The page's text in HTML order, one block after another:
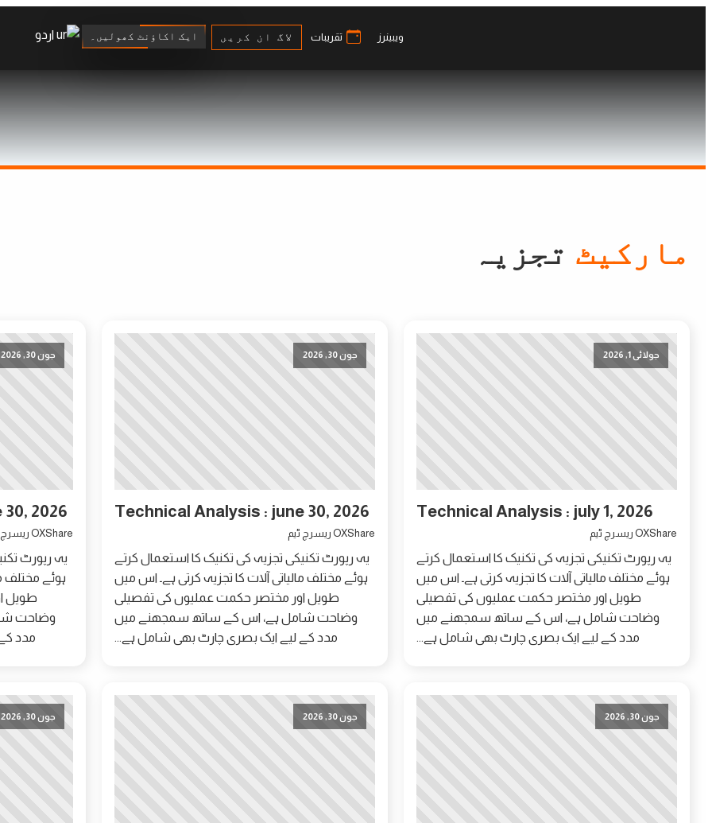
ویبینرز تقریبات لاگ ان کریں ایک اکاؤنٹ کھولیں۔ اردو
مارکیٹ تجزیہ
جولائی 1, 2026
Technical Analysis : july 1, 2026
OXShare ریسرچ ٹیم
یہ رپورٹ تکنیکی تجزیہ کی تکنیک کا استعمال کرتے
ہوئے مختلف مالیاتی آلات کا تجزیہ کرتی ہے۔ اس میں
طویل اور مختصر حکمت عملیوں کی تفصیلی
وضاحت شامل ہے، اس کے ساتھ سمجھنے میں
مدد کے لیے ایک بصری چارٹ بھی شامل ہے...
جون 30, 2026
Technical Analysis : june 30, 2026
OXShare ریسرچ ٹیم
یہ رپورٹ تکنیکی تجزیہ کی تکنیک کا استعمال کرتے
ہوئے مختلف مالیاتی آلات کا تجزیہ کرتی ہے۔ اس میں
طویل اور مختصر حکمت عملیوں کی تفصیلی
وضاحت شامل ہے، اس کے ساتھ سمجھنے میں
مدد کے لیے ایک بصری چارٹ بھی شامل ہے...
جون 30, 2026
2026
OXShare ریسرچ ٹیم
یہ رپورٹ
ہوئے مختلف
طویل
وضاحت
مدد
جون 30, 2026 جون 30, 2026 جون 30, 2026